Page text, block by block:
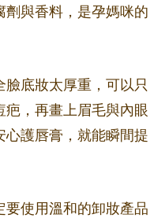
劑與香料，是孕媽咪的
臉底妝太厚重，可以只
，再畫上眉毛與內眼
護唇膏，就能瞬間提
要使用溫和的卸妝產品